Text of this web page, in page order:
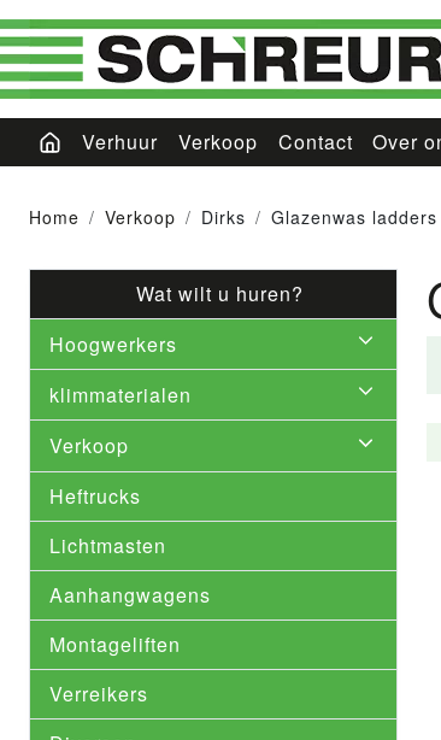
Verhuur Verkoop Contact Over
Home Verkoop Dirks Glazenwas ladders
Wat wilt u huren?
Hoogwerkers
klimmaterialen
Verkoop
Heftrucks
Lichtmasten
Aanhangwagens
Montageliften
Verreikers